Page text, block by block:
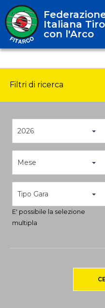
Italiana Tiro
con l'Arco
Filtri di ricerca
2026
Mese
Tipo Gara
E' possibile la selezione
multipla